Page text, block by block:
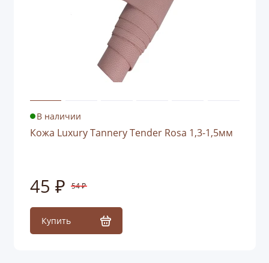
В наличии
Кожа Luxury Tannery Tender Rosa 1,3-1,5мм
45 ₽ 54 ₽
Купить